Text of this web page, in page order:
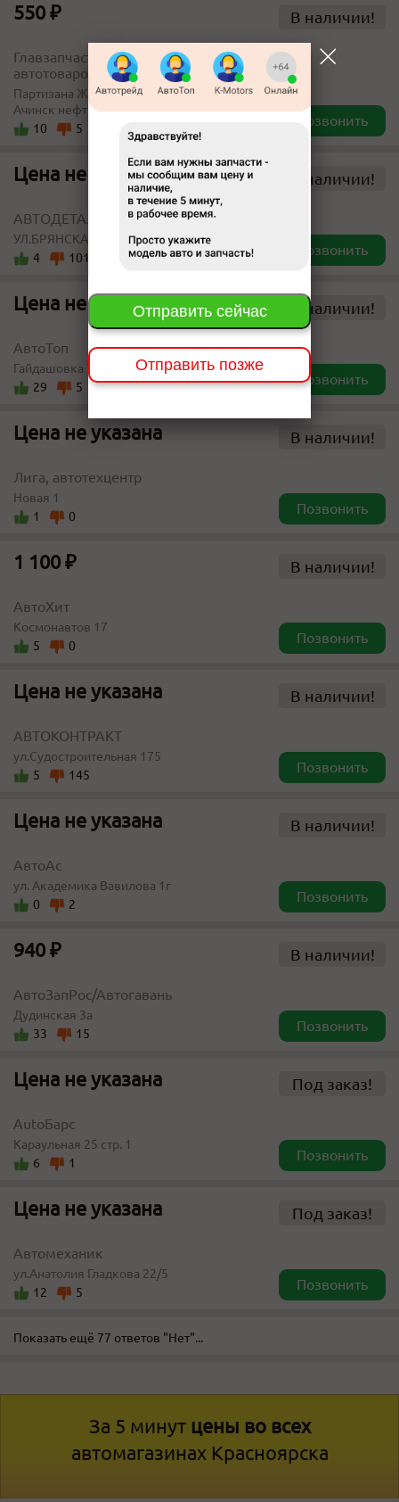
550 ₽ В наличии!
Главзапчасть, магазин
автотоваров
Партизана Железняка, 40 (АЗС
Ачинск нефть)
10
5 Позвонить
Цена не указана В наличии!
АВТОДЕТАЛЬ
УЛ.БРЯНСКАЯ 143
4
101 Позвонить
Цена не указана В наличии!
АвтоТоп
Гайдашовка 7/1
29
5 Позвонить
Цена не указана В наличии!
Лига, автотехцентр
Новая 1
1
0 Позвонить
1 100 ₽ В наличии!
АвтоХит
Космонавтов 17
5
0 Позвонить
Цена не указана В наличии!
АВТОКОНТРАКТ
ул.Судостроительная 175
5
145 Позвонить
Цена не указана В наличии!
АвтоАс
ул. Академика Вавилова 1г
0
2 Позвонить
940 ₽ В наличии!
АвтоЗапРос/Автогавань
Дудинская 3а
33
15 Позвонить
Цена не указана Под заказ!
AutoБарс
Караульная 25 стр. 1
6
1 Позвонить
Цена не указана Под заказ!
Автомеханик
ул.Анатолия Гладкова 22/5
12
5 Позвонить
Показать ещё 77 ответов "Нет"...
За 5 минут цены во всех
автомагазинах Красноярска
Отправить сейчас
Отправить позже